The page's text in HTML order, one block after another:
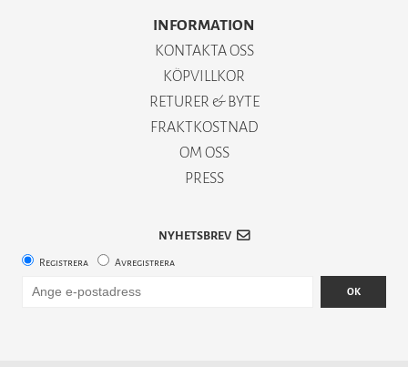
INFORMATION
KONTAKTA OSS
KÖPVILLKOR
RETURER & BYTE
FRAKTKOSTNAD
OM OSS
PRESS
NYHETSBREV
Registrera Avregistrera
OK